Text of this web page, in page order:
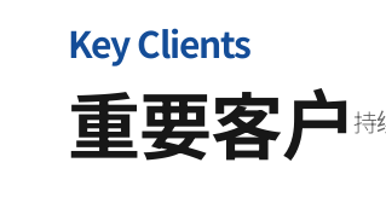
Key Clients
重要客户持